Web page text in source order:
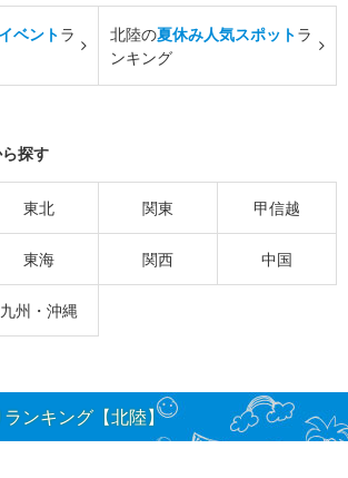
ベントラ
北陸の夏休み人気スポットラ
ンキング
探す
東北 関東 甲信越
東海 関西 中国
九州・沖縄
ンキング【北陸】